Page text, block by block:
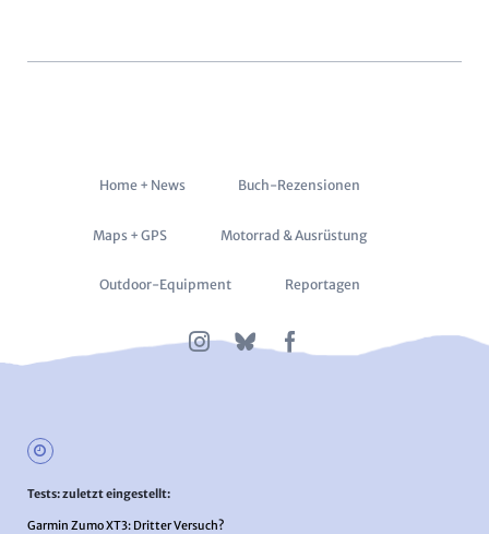
Navigation
Home + News Buch-Rezensionen
Maps + GPS Motorrad & Ausrüstung
Outdoor-Equipment Reportagen
Tests: zuletzt eingestellt:
Garmin Zumo XT3: Dritter Versuch?